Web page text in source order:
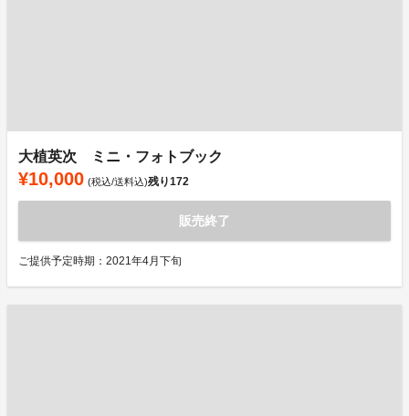
大植英次 ミニ・フォトブック
¥10,000 (税込/送料込)残り172
販売終了
ご提供予定時期：2021年4月下旬